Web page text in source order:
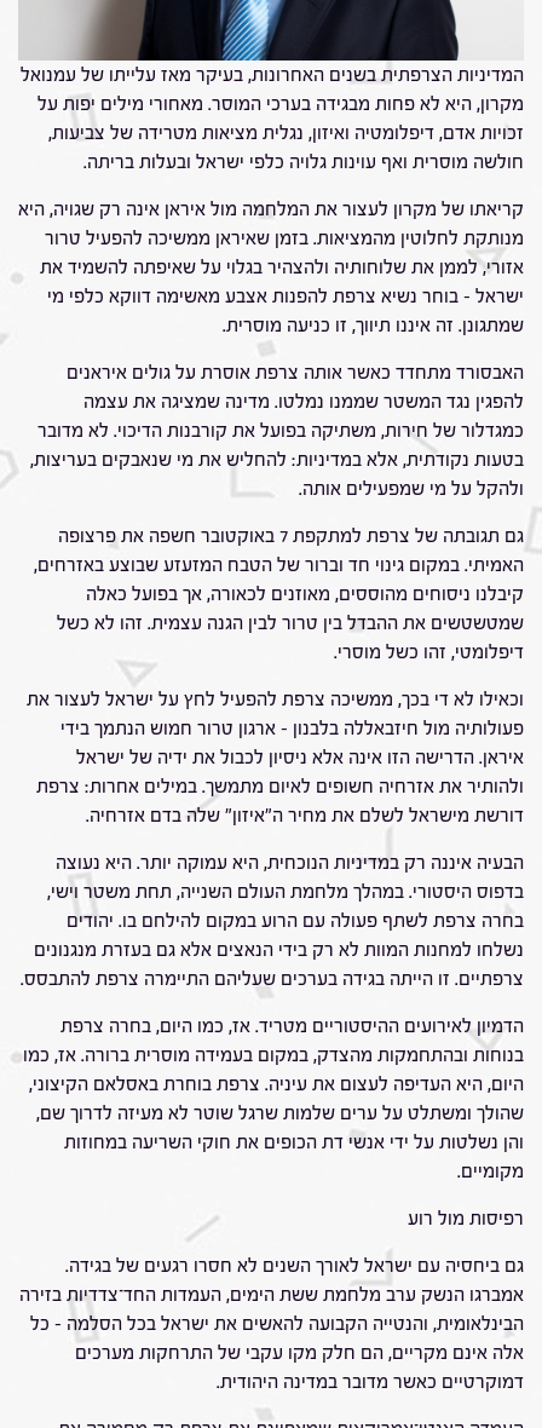
המדיניות הצרפתית בשנים האחרונות, בעיקר מאז עלייתו של עמנואל
מקרון, היא לא פחות מבגידה בערכי המוסר. מאחורי מילים יפות על
זכויות אדם, דיפלומטיה ואיזון, נגלית מציאות מטרידה של צביעות,
חולשה מוסרית ואף עוינות גלויה כלפי ישראל ובעלות בריתה.
קריאתו של מקרון לעצור את המלחמה מול איראן אינה רק שגויה, היא
מנותקת לחלוטין מהמציאות. בזמן שאיראן ממשיכה להפעיל טרור
אזורי, לממן את שלוחותיה ולהצהיר בגלוי על שאיפתה להשמיד את
ישראל – בוחר נשיא צרפת להפנות אצבע מאשימה דווקא כלפי מי
שמתגונן. זה איננו תיווך, זו כניעה מוסרית.
האבסורד מתחדד כאשר אותה צרפת אוסרת על גולים איראנים
להפגין נגד המשטר שממנו נמלטו. מדינה שמציגה את עצמה
כמגדלור של חירות, משתיקה בפועל את קורבנות הדיכוי. לא מדובר
בטעות נקודתית, אלא במדיניות: להחליש את מי שנאבקים בעריצות,
ולהקל על מי שמפעילים אותה.
גם תגובתה של צרפת למתקפת 7 באוקטובר חשפה את פרצופה
האמיתי. במקום גינוי חד וברור של הטבח המזעזע שבוצע באזרחים,
קיבלנו ניסוחים מהוססים, מאוזנים לכאורה, אך בפועל כאלה
שמטשטשים את ההבדל בין טרור לבין הגנה עצמית. זהו לא כשל
דיפלומטי, זהו כשל מוסרי.
וכאילו לא די בכך, ממשיכה צרפת להפעיל לחץ על ישראל לעצור את
פעולותיה מול חיזבאללה בלבנון – ארגון טרור חמוש הנתמך בידי
איראן. הדרישה הזו אינה אלא ניסיון לכבול את ידיה של ישראל
ולהותיר את אזרחיה חשופים לאיום מתמשך. במילים אחרות: צרפת
דורשת מישראל לשלם את מחיר ה"איזון" שלה בדם אזרחיה.
הבעיה איננה רק במדיניות הנוכחית, היא עמוקה יותר. היא נעוצה
בדפוס היסטורי. במהלך מלחמת העולם השנייה, תחת משטר וישי,
בחרה צרפת לשתף פעולה עם הרוע במקום להילחם בו. יהודים
נשלחו למחנות המוות לא רק בידי הנאצים אלא גם בעזרת מנגנונים
צרפתיים. זו הייתה בגידה בערכים שעליהם התיימרה צרפת להתבסס.
הדמיון לאירועים ההיסטוריים מטריד. אז, כמו היום, בחרה צרפת
בנוחות ובהתחמקות מהצדק, במקום בעמידה מוסרית ברורה. אז, כמו
היום, היא העדיפה לעצום את עיניה. צרפת בוחרת באסלאם הקיצוני,
שהולך ומשתלט על ערים שלמות שרגל שוטר לא מעיזה לדרוך שם,
והן נשלטות על ידי אנשי דת הכופים את חוקי השריעה במחוזות
מקומיים.
רפיסות מול רוע
גם ביחסיה עם ישראל לאורך השנים לא חסרו רגעים של בגידה.
אמברגו הנשק ערב מלחמת ששת הימים, העמדות החד־צדדיות בזירה
הבינלאומית, והנטייה הקבועה להאשים את ישראל בכל הסלמה – כל
אלה אינם מקריים, הם חלק מקו עקבי של התרחקות מערכים
דמוקרטיים כאשר מדובר במדינה היהודית.